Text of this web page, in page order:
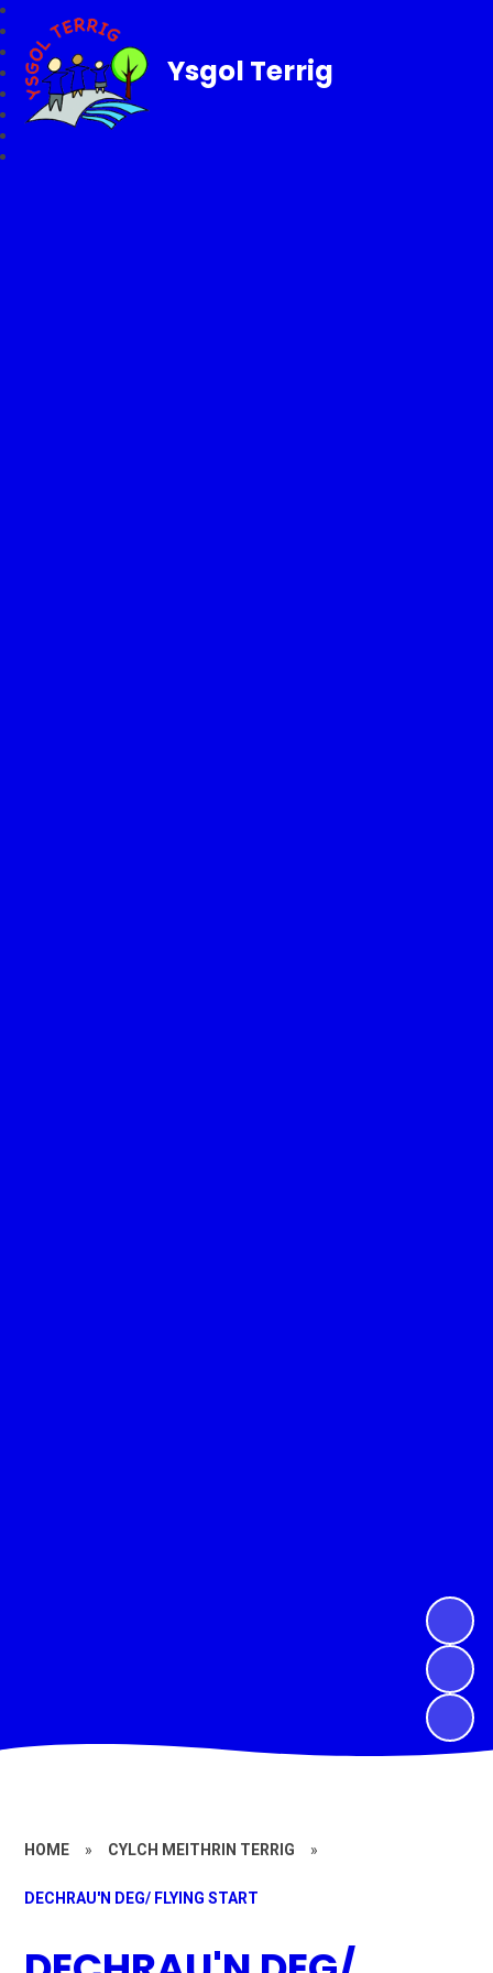
Ysgol Terrig
HOME » CYLCH MEITHRIN TERRIG »
DECHRAU'N DEG/ FLYING START